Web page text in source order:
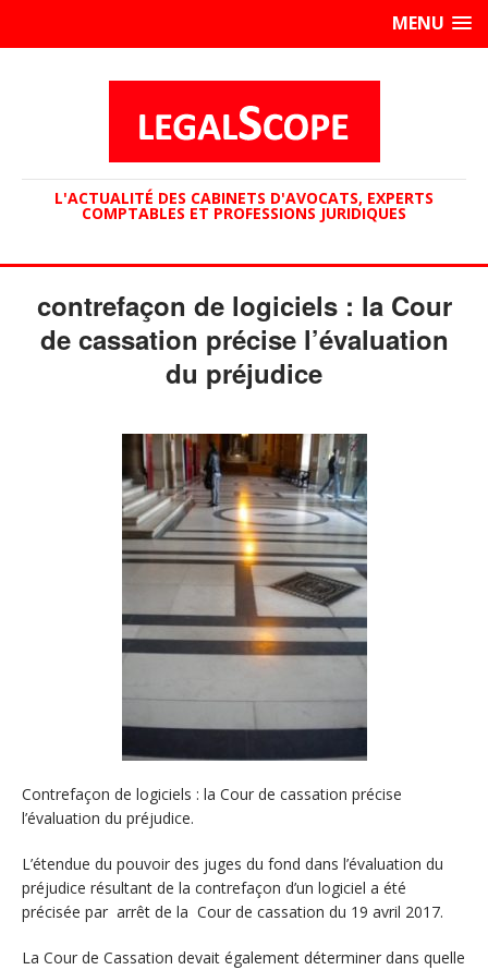
MENU
L'ACTUALITÉ DES CABINETS D'AVOCATS, EXPERTS
COMPTABLES ET PROFESSIONS JURIDIQUES
contrefaçon de logiciels : la Cour
de cassation précise l’évaluation
du préjudice
Contrefaçon de logiciels : la Cour de cassation précise
l’évaluation du préjudice.
L’étendue du pouvoir des juges du fond dans l’évaluation du
préjudice résultant de la contrefaçon d’un logiciel a été
précisée par arrêt de la Cour de cassation du 19 avril 2017.
La Cour de Cassation devait également déterminer dans quelle